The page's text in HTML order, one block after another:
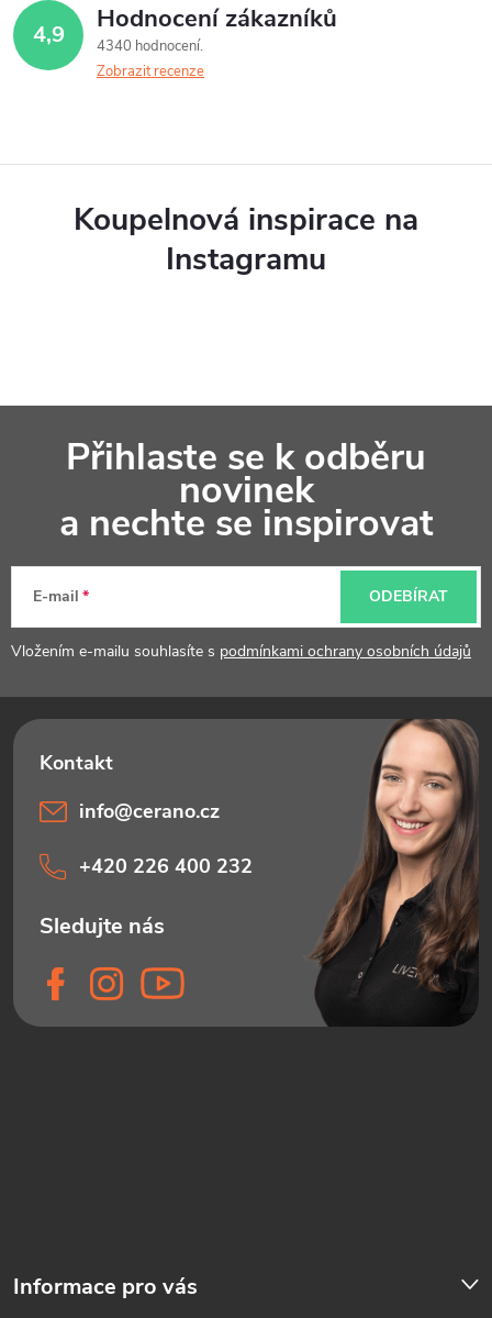
4,9 Hodnocení zákazníků
4340 hodnocení
Zobrazit recenze
Koupelnová inspirace na
Instagramu
a
Přihlaste se k odběru
novinek
a nechte se inspirovat
E-mail
Vložením e-mailu souhlasíte s podmínkami ochrany osobních údajů
ODEBÍRAT
Informace pro vás
info@cerano.cz
+420 226 400 232